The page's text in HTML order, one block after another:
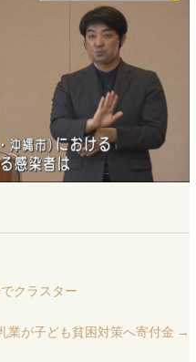
クラスター
業が子ども貧困対策へ寄付金 →